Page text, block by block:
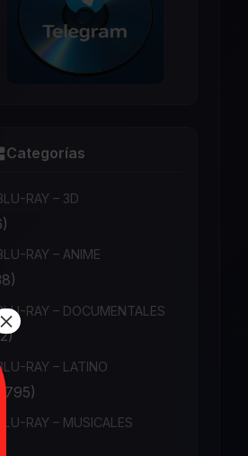
Categorías
RAY – 3D
RAY – ANIME
RAY – DOCUMENTALES
RAY – LATINO
BLU-RAY – MUSICALES